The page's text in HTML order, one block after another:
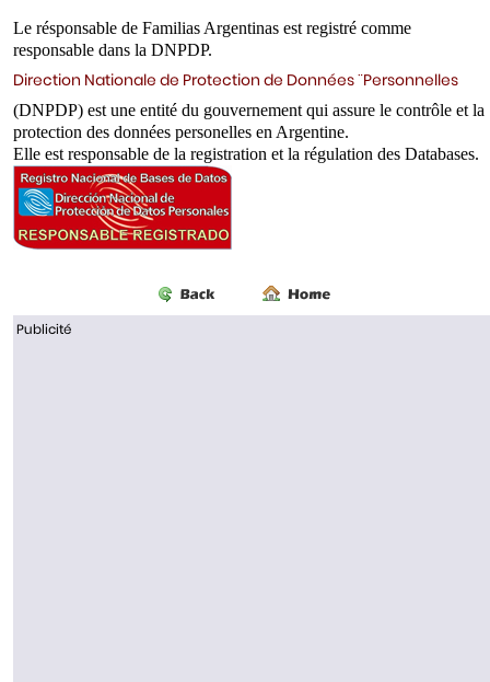
Le résponsable de Familias Argentinas est registré comme
responsable dans la DNPDP.
Direction Nationale de Protection de Données ¨Personnelles
(DNPDP) est une entité du gouvernement qui assure le contrôle et la
protection des données personelles en Argentine.
Elle est responsable de la registration et la régulation des Databases.
Publicité